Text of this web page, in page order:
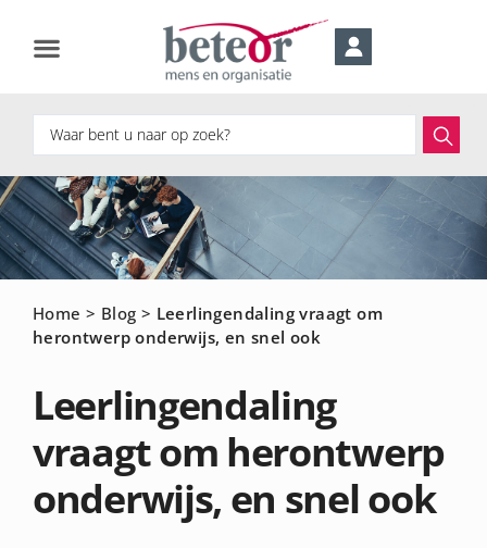
Home > Blog > Leerlingendaling vraagt om
herontwerp onderwijs, en snel ook
Leerlingendaling
vraagt om herontwerp
onderwijs, en snel ook